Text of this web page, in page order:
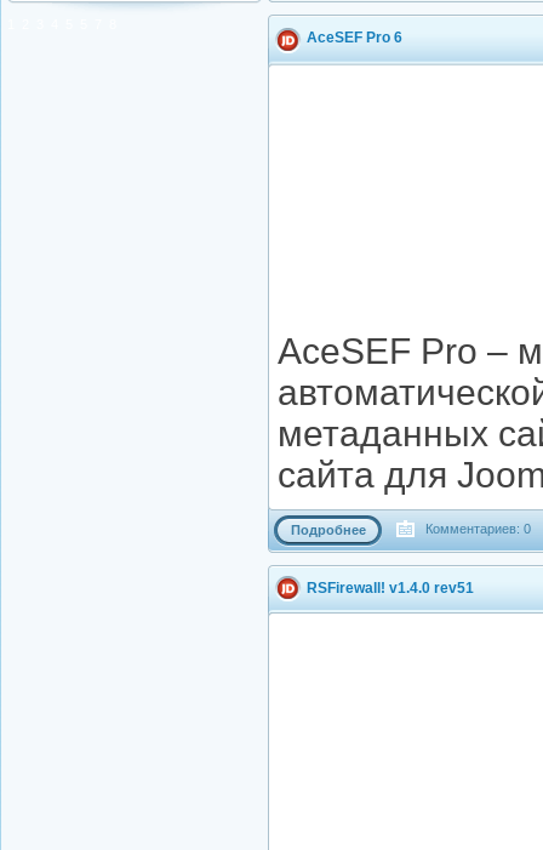
AceSEF Pro 6
AceSEF Pro –
метаданных
сайта для
Подробнее Комментариев: 0
RSFirewall! v1.4.0 rev51